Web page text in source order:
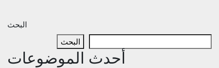
البحث
البحث
أحدث الموضوعات